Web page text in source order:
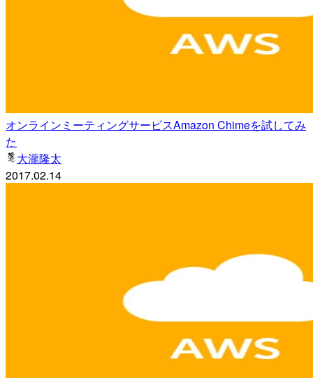
オンラインミーティングサービスAmazon Chimeを試してみ
た
大瀧隆太
2017.02.14